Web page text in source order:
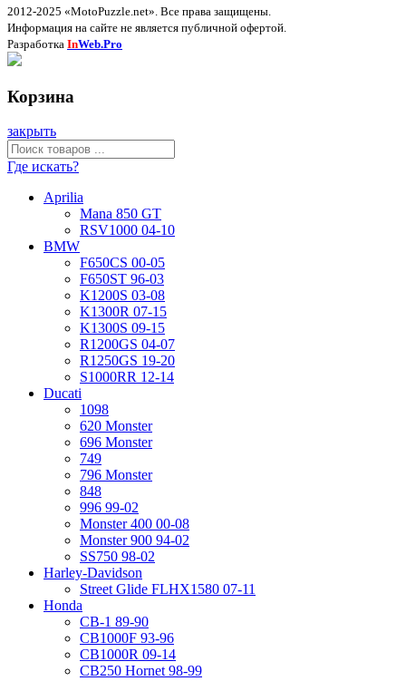
2012-2025 «MotoPuzzle.net». Все права защищены.
Информация на сайте не является публичной офертой.
Разработка InWeb.Pro
Корзина
закрыть
Где искать?
Aprilia
Mana 850 GT
RSV1000 04-10
BMW
F650CS 00-05
F650ST 96-03
K1200S 03-08
K1300R 07-15
K1300S 09-15
R1200GS 04-07
R1250GS 19-20
S1000RR 12-14
Ducati
1098
620 Monster
696 Monster
749
796 Monster
848
996 99-02
Monster 400 00-08
Monster 900 94-02
SS750 98-02
Harley-Davidson
Street Glide FLHX1580 07-11
Honda
CB-1 89-90
CB1000F 93-96
CB1000R 09-14
CB250 Hornet 98-99